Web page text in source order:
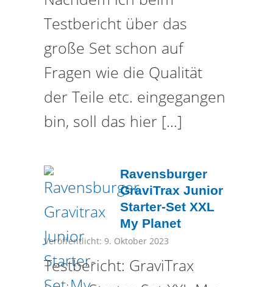
Testbericht über das
große Set schon auf
Fragen wie die Qualität
der Teile etc. eingegangen
bin, soll das hier […]
Ravensburger
GraviTrax Junior
Starter-Set XXL
My Planet
Veröffentlicht: 9. Oktober 2023
Testbericht: GraviTrax